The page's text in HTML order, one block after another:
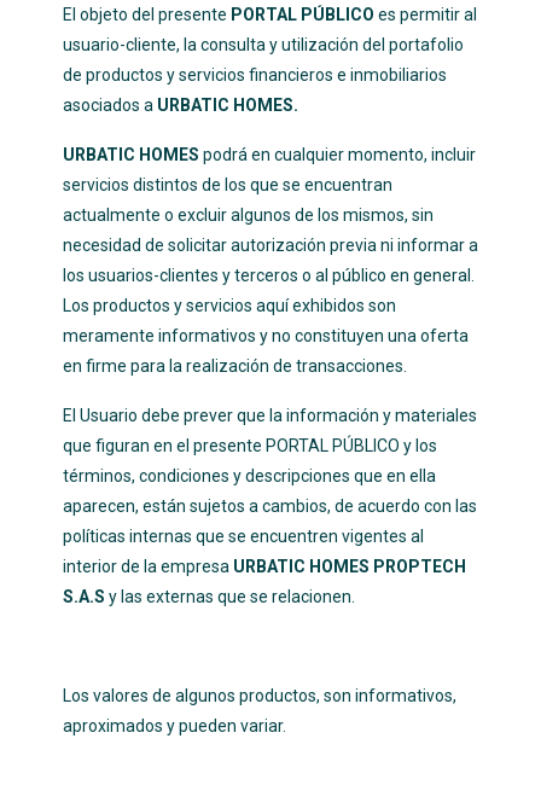
El objeto del presente PORTAL PÚBLICO es permitir al
usuario-cliente, la consulta y utilización del portafolio
de productos y servicios financieros e inmobiliarios
asociados a URBATIC HOMES.
URBATIC HOMES podrá en cualquier momento, incluir
servicios distintos de los que se encuentran
actualmente o excluir algunos de los mismos, sin
necesidad de solicitar autorización previa ni informar a
los usuarios-clientes y terceros o al público en general.
Los productos y servicios aquí exhibidos son
meramente informativos y no constituyen una oferta
en firme para la realización de transacciones.
El Usuario debe prever que la información y materiales
que figuran en el presente PORTAL PÚBLICO y los
términos, condiciones y descripciones que en ella
aparecen, están sujetos a cambios, de acuerdo con las
políticas internas que se encuentren vigentes al
interior de la empresa URBATIC HOMES PROPTECH
S.A.S y las externas que se relacionen.
Los valores de algunos productos, son informativos,
aproximados y pueden variar.